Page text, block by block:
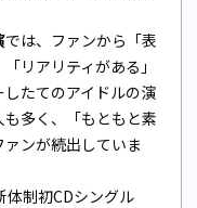
では、ファンから「表
リアリティがある」
たてのアイドルの演
多く、「もともと素
ンが続出していま
制初CDシングル